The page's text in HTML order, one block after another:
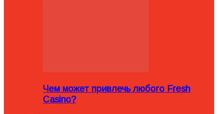
Чем может привлечь любого Fresh
Casino?